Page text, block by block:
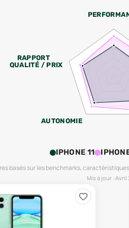
AUTONOMIE
RAPPORT
QUALITÉ / PRIX
IPHONE 11
basés sur les benchmarks,
Mis à jour : Avril